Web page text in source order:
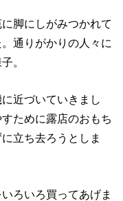
脚にしがみつかれて
通りがかりの人々に
。
近づいていきまし
ために露店のおもち
立ち去ろうとしま
ろいろ買ってあげま